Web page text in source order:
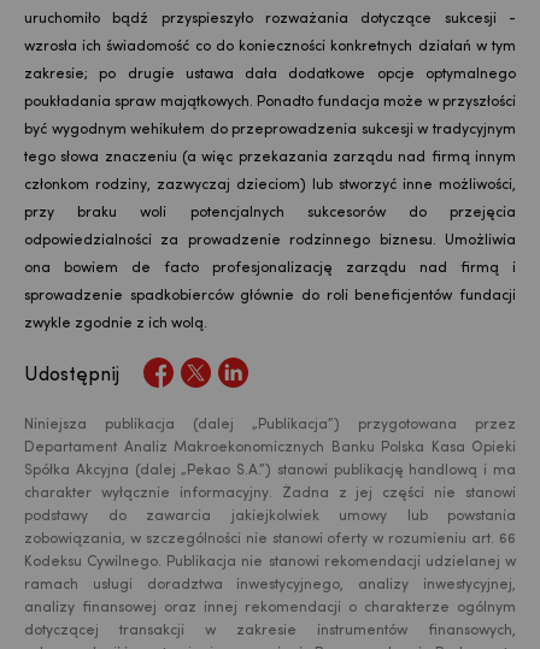
uruchomiło bądź przyspieszyło rozważania dotyczące sukcesji -
wzrosła ich świadomość co do konieczności konkretnych działań w tym
zakresie; po drugie ustawa dała dodatkowe opcje optymalnego
poukładania spraw majątkowych. Ponadto fundacja może w przyszłości
być wygodnym wehikułem do przeprowadzenia sukcesji w tradycyjnym
tego słowa znaczeniu (a więc przekazania zarządu nad firmą innym
członkom rodziny, zazwyczaj dzieciom) lub stworzyć inne możliwości,
przy braku woli potencjalnych sukcesorów do przejęcia
odpowiedzialności za prowadzenie rodzinnego biznesu. Umożliwia
ona bowiem de facto profesjonalizację zarządu nad firmą i
sprowadzenie spadkobierców głównie do roli beneficjentów fundacji
zwykle zgodnie z ich wolą.
Udostępnij
Niniejsza publikacja (dalej „Publikacja”) przygotowana przez
Departament Analiz Makroekonomicznych Banku Polska Kasa Opieki
Spółka Akcyjna (dalej „Pekao S.A.”) stanowi publikację handlową i ma
charakter wyłącznie informacyjny. Żadna z jej części nie stanowi
podstawy do zawarcia jakiejkolwiek umowy lub powstania
zobowiązania, w szczególności nie stanowi oferty w rozumieniu art. 66
Kodeksu Cywilnego. Publikacja nie stanowi rekomendacji udzielanej w
ramach usługi doradztwa inwestycyjnego, analizy inwestycyjnej,
analizy finansowej oraz innej rekomendacji o charakterze ogólnym
dotyczącej transakcji w zakresie instrumentów finansowych,